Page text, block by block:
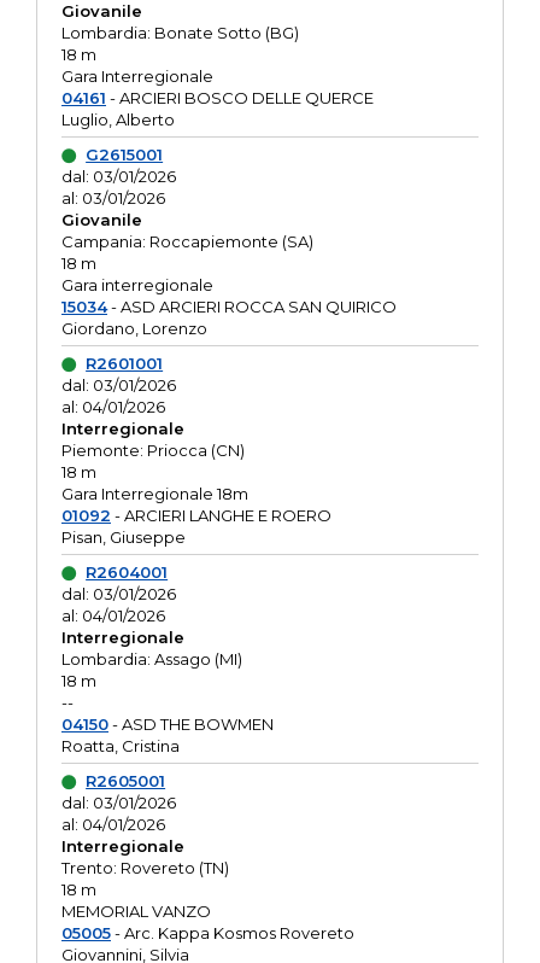
Giovanile
Lombardia: Bonate Sotto (BG)
18 m
Gara Interregionale
04161 - ARCIERI BOSCO DELLE QUERCE
Luglio, Alberto
G2615001
dal: 03/01/2026
al: 03/01/2026
Giovanile
Campania: Roccapiemonte (SA)
18 m
Gara interregionale
15034- ASD ARCIERI ROCCA SAN QUIRICO
Giordano, Lorenzo
R2601001
dal: 03/01/2026
al: 04/01/2026
Interregionale
Piemonte: Priocca (CN)
18 m
Gara Interregionale 18m
01092 - ARCIERI LANGHE E ROERO
Pisan, Giuseppe
R2604001
dal: 03/01/2026
al: 04/01/2026
Interregionale
Lombardia: Assago (MI)
18 m
--
04150- ASD THE BOWMEN
Roatta, Cristina
R2605001
dal: 03/01/2026
al: 04/01/2026
Interregionale
Trento: Rovereto (TN)
18 m
MEMORIAL VANZO
05005- Arc. Kappa Kosmos Rovereto
Giovannini, Silvia